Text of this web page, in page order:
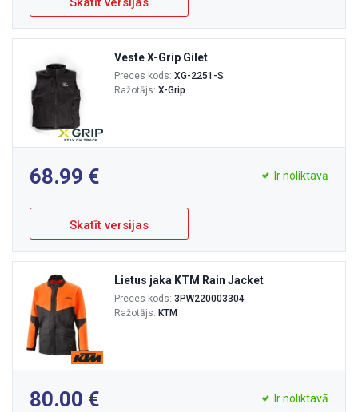
Veste X-Grip Gilet
Preces kods: XG-2251-S
Ražotājs: X-Grip
68.99 Ir noliktavā
Skatīt versijas
Lietus jaka KTM Rain Jacket
Preces kods: 3PW220003304
Ražotājs: KTM
80.00 Ir noliktavā